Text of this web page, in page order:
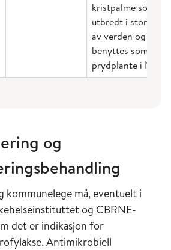
kristpalme som er
utbredt i store
av verden og
benyttes som
prydplante i
og
kommunelege må, eventuelt i
og CBRNE-
det er indikasjon for
Antimikrobiell